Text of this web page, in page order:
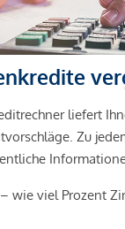
liefert
Zu
. – wie viel Prozent